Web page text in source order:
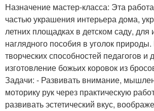
Назначение мастер-класса: Эта
частью украшения интерьера дома,
летних площадках в детском саду, для
наглядного пособия в уголок
творческих способностей педагогов и
изготовление божьих коровок из
Задачи: - Развивать внимание,
моторику рук через практическую
развивать эстетический вкус,